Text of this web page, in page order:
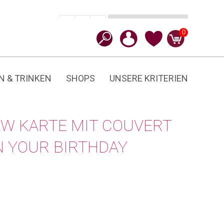
0
& TRINKEN SHOPS UNSERE KRITERIEN
KARTE MIT COUVERT
YOUR BIRTHDAY
Menge